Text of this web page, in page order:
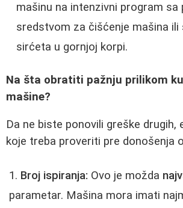
mašinu na intenzivni program sa
sredstvom za čišćenje mašina ili
sirćeta u gornjoj korpi.
Na šta obratiti pažnju prilikom
mašine?
Da ne biste ponovili greške drugih,
koje treba proveriti pre donošenja
Broj ispiranja: Ovo je možda
parametar. Mašina mora imati